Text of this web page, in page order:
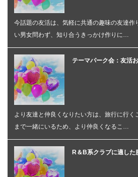
今話題の友活は、気軽に共通の趣味の友達作
い男女問わず、知り合うきっかけ作りに…
テーマパーク会：友活
より友達と仲良くなりたい方は、旅行に行く
まで一緒にいるため、より仲良くなるこ…
R＆B系クラブに適した